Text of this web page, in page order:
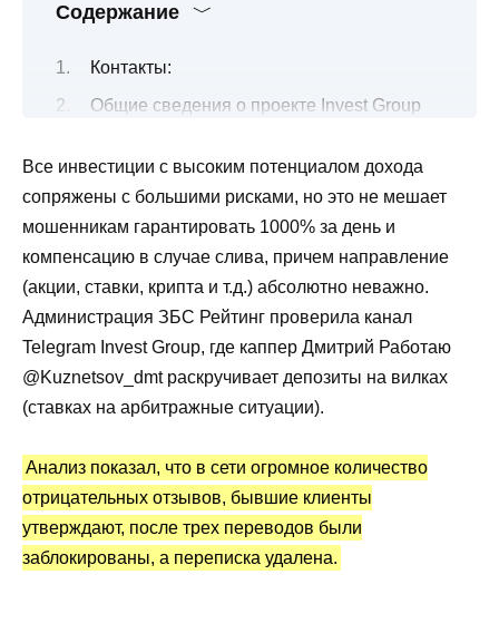
Содержание
Контакты:
Общие сведения о проекте Invest Group
Процент по вкладам на раскрутку
Отзывы о канале Telegram Invest Group
(Дмитрий Работаю @Kuznetsov_dmt)
Разбор полетов и разоблачение
Верифицированная статистика
Преимущества и недостатки
Все инвестиции с высоким потенциалом дохода
сопряжены с большими рисками, но это не мешает
мошенникам гарантировать 1000% за день и
компенсацию в случае слива, причем направление
(акции, ставки, крипта и т.д.) абсолютно неважно.
Администрация ЗБС Рейтинг проверила канал
Telegram Invest Group, где каппер Дмитрий Работаю
@Kuznetsov_dmt раскручивает депозиты на вилках
(ставках на арбитражные ситуации).
Анализ показал, что в сети огромное количество
отрицательных отзывов, бывшие клиенты
утверждают, после трех переводов были
заблокированы, а переписка удалена.